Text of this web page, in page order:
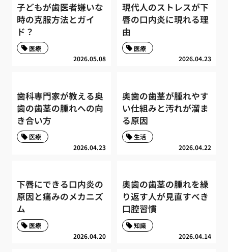
子どもが歯医者嫌いな
時の克服方法とガイ
ド？
2026.05.08
医療
現代人のストレスが下
唇の口内炎に現れる理
由
2026.04.23
医療
歯科専門家が教える奥
歯の歯茎の腫れへの向
き合い方
2026.04.23
医療
奥歯の歯茎が腫れやす
い仕組みと汚れが溜ま
る原因
2026.04.22
生活
下唇にできる口内炎の
原因と痛みのメカニズ
ム
2026.04.20
医療
奥歯の歯茎の腫れを繰
り返す人が見直すべき
口腔習慣
2026.04.14
知識